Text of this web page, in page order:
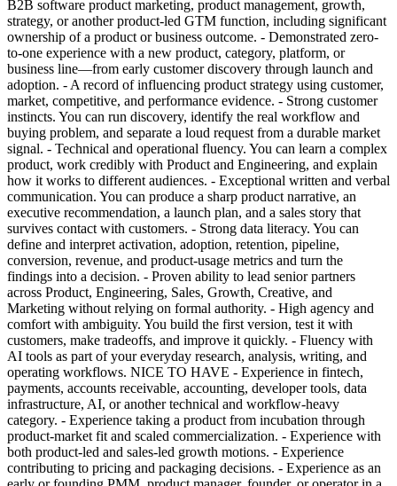
B2B software product marketing, product management, growth,
strategy, or another product-led GTM function, including significant
ownership of a product or business outcome. - Demonstrated zero-
to-one experience with a new product, category, platform, or
business line—from early customer discovery through launch and
adoption. - A record of influencing product strategy using customer,
market, competitive, and performance evidence. - Strong customer
instincts. You can run discovery, identify the real workflow and
buying problem, and separate a loud request from a durable market
signal. - Technical and operational fluency. You can learn a complex
product, work credibly with Product and Engineering, and explain
how it works to different audiences. - Exceptional written and verbal
communication. You can produce a sharp product narrative, an
executive recommendation, a launch plan, and a sales story that
survives contact with customers. - Strong data literacy. You can
define and interpret activation, adoption, retention, pipeline,
conversion, revenue, and product-usage metrics and turn the
findings into a decision. - Proven ability to lead senior partners
across Product, Engineering, Sales, Growth, Creative, and
Marketing without relying on formal authority. - High agency and
comfort with ambiguity. You build the first version, test it with
customers, make tradeoffs, and improve it quickly. - Fluency with
AI tools as part of your everyday research, analysis, writing, and
operating workflows. NICE TO HAVE - Experience in fintech,
payments, accounts receivable, accounting, developer tools, data
infrastructure, AI, or another technical and workflow-heavy
category. - Experience taking a product from incubation through
product-market fit and scaled commercialization. - Experience with
both product-led and sales-led growth motions. - Experience
contributing to pricing and packaging decisions. - Experience as an